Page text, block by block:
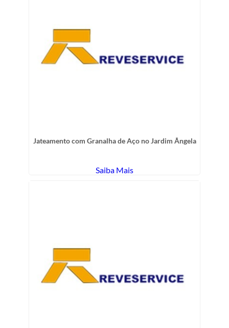
Jateamento com Granalha de Aço no Jardim Ângela
Saiba Mais